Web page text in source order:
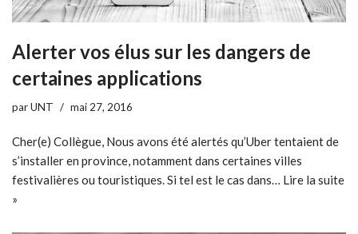
Alerter vos élus sur les dangers de
certaines applications
parUNT mai 27, 2016
Cher(e) Collègue, Nous avons été alertés qu’Uber tentaient de
s’installer en province, notamment dans certaines villes
festivalières ou touristiques. Si tel est le cas dans… Lire la suite
»